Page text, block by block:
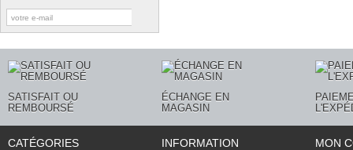
SATISFAIT OU
REMBOURSÉ
ÉCHANGE EN
MAGASIN
CATÉGORIES INFORMATION MON